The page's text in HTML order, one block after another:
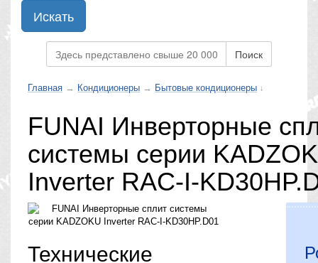
Искать
Поиск
Главная → Кондиционеры → Бытовые кондиционеры ↓
FUNAI Инверторные
системы серии
Inverter RAC-I-
Технические